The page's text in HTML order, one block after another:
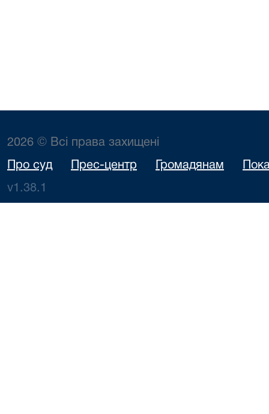
2026 © Всі права захищені
Про суд Прес-центр Громадянам
v1.38.1